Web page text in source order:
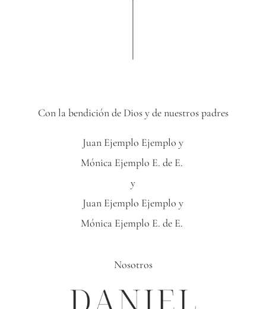
Con la bendición de Dios y de nuestros padres
Juan Ejemplo Ejemplo y
Mónica Ejemplo E. de E.
y
Juan Ejemplo Ejemplo y
Mónica Ejemplo E. de E.
Nosotros